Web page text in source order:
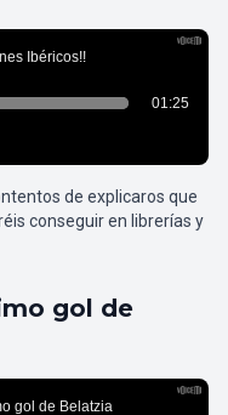
de explicaros que
conseguir en librerías y
gol de